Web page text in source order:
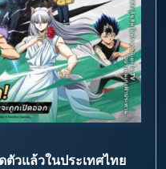
ดตัวแล้วในประเทศไทย